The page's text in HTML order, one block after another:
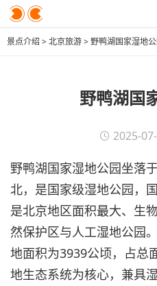
景点介绍 >北京旅游>野鸭湖国家湿地
野鸭湖国
2025-
野鸭湖国家湿地公园坐落
北，是国家级湿地公园，
是北京地区面积最大、生
然保护区与人工湿地公园
地面积为3939公顷，占总
地生态系统为核心，兼具